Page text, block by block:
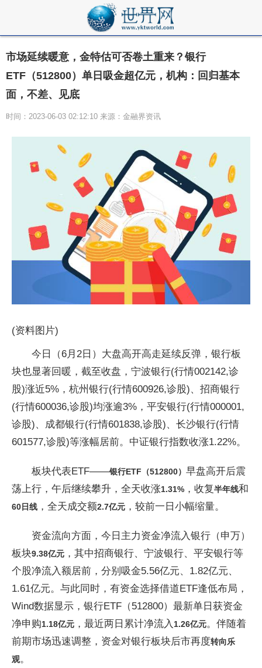
市场延续暖意，金特估可否卷土重来？银行
ETF（512800）单日吸金超亿元，机构：回归基本
面，不差、见底
时间：2023-06-03 02:12:10 来源：金融界资讯
(资料图片)
今日（6月2日）大盘高开高走延续反弹，银行板
块也显著回暖，截至收盘，宁波银行(行情002142,诊
股)涨近5%，杭州银行(行情600926,诊股)、招商银行
(行情600036,诊股)均涨逾3%，平安银行(行情000001,
诊股)、成都银行(行情601838,诊股)、长沙银行(行情
601577,诊股)等涨幅居前。中证银行指数收涨1.22%。
板块代表ETF——银行ETF （512800） 早盘高开后震
荡上行，午后继续攀升，全天收涨1.31% ，收复半年线和
60日线 ，全天成交额2.7亿元 ，较前一日小幅缩量。
资金流向方面，今日主力资金净流入银行（申万）
板块9.38亿元 ，其中招商银行、宁波银行、平安银行等
个股净流入额居前，分别吸金5.56亿元、1.82亿元、
1.61亿元。与此同时，有资金选择借道ETF逢低布局，
Wind数据显示，银行ETF（512800）最新单日获资金
净申购1.18亿元 ，最近两日累计净流入 1.26亿元。伴随着
前期市场迅速调整，资金对银行板块后市再度转向乐
观。